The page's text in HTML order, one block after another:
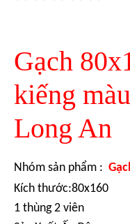
Gạch
kiếng
Long An
Nhóm sản phẩm :
Kích thước:80x160
1 thùng 2 viên